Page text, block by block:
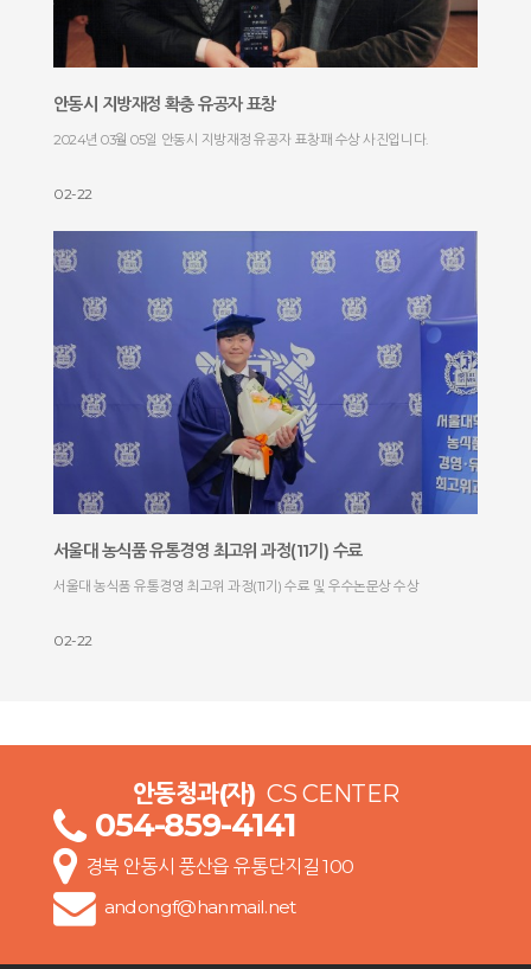
안동시 지방재정 확충 유공자 표창
2024년 03월 05일 안동시 지방재정 유공자 표창패 수상 사진입니다.
02-22
서울대 농식품 유통경영 최고위 과정(11기) 수료
서울대 농식품 유통경영 최고위 과정(11기) 수료 및 우수논문상 수상
02-22
안동청과(자) CS CENTER
054-859-4141
경북 안동시 풍산읍 유통단지길 100
andongf@hanmail.net